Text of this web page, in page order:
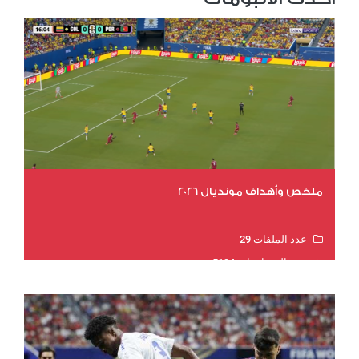
ملخص وأهداف مونديال 2026
عدد الملفات 29
عدد المشاهدات 5134